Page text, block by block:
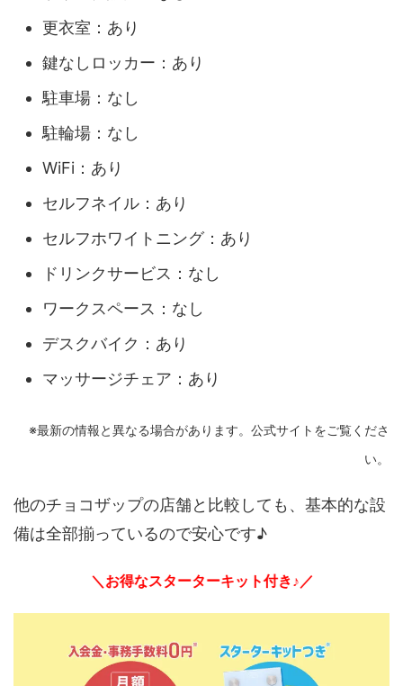
更衣室：あり
鍵なしロッカー：あり
駐車場：なし
駐輪場：なし
WiFi：あり
セルフネイル：あり
セルフホワイトニング：あり
ドリンクサービス：なし
ワークスペース：なし
デスクバイク：あり
マッサージチェア：あり
※最新の情報と異なる場合があります。公式サイトをご覧くださ
い。
他のチョコザップの店舗と比較しても、基本的な設
備は全部揃っているので安心です♪
＼お得なスターターキット付き♪／